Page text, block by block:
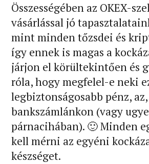
Összességében az OKEX-
vásárlással jó
mint minden tőzsdei és
így ennek is magas a
járjon el körültekintően és
róla, hogy megfelel-e neki
legbiztonságosabb pénz,
bankszámlánkon (vagy
párnacihában). 🙂 Minden
kell mérni az egyéni
készséget.